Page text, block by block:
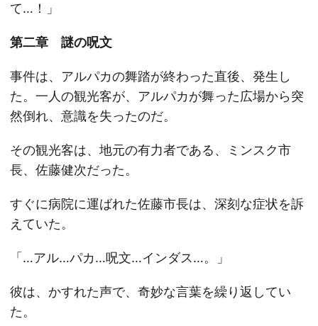
て…！」
第二章 謎の呪文
事件は、アルパカの舞踏が終わった直後、発生し
た。一人の観光客が、アルパカが舞った広場から突
然倒れ、意識を失ったのだ。
その観光客は、地元の有力者である、ミンスク市
長、佐藤健次だった。
すぐに病院に運ばれた佐藤市長は、深刻な症状を訴
えていた。
「…アル…パカ…呪文…インダス…。」
彼は、かすれた声で、奇妙な言葉を繰り返してい
た。